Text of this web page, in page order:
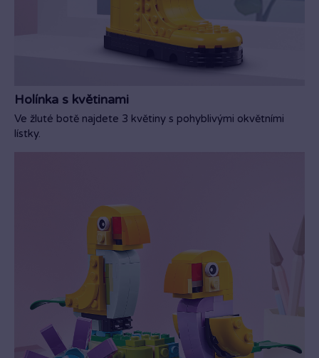
Holínka s květinami
Ve žluté botě najdete 3 květiny s pohyblivými okvětními
lístky.